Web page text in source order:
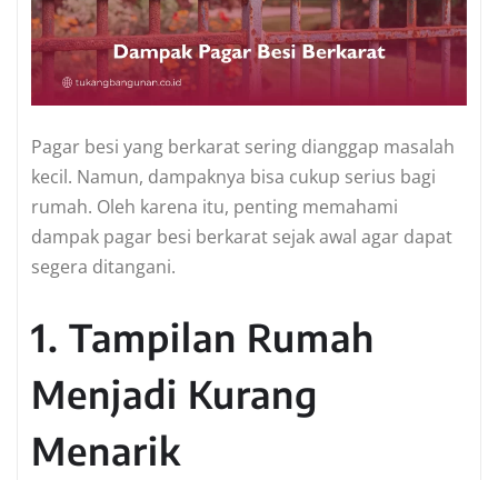
Pagar besi yang berkarat sering dianggap masalah
kecil. Namun, dampaknya bisa cukup serius bagi
rumah. Oleh karena itu, penting memahami
dampak pagar besi berkarat sejak awal agar dapat
segera ditangani.
1. Tampilan Rumah
Menjadi Kurang
Menarik